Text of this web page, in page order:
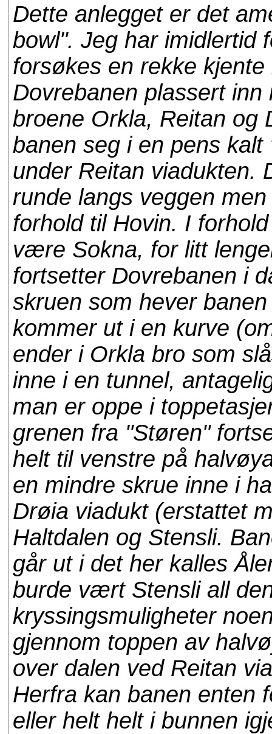
Dette anlegget er det
bowl". Jeg har imidlertid
forsøkes en rekke
Dovrebanen plassert
broene Orkla, Reitan og
banen seg i en pens
under Reitan viadukten.
runde langs veggen
forhold til Hovin. I
være Sokna, for litt
fortsetter Dovrebanen i
skruen som hever
kommer ut i en kurve
ender i Orkla bro som
inne i en tunnel,
man er oppe i
grenen fra "Støren"
helt til venstre på
en mindre skrue inne i
Drøia viadukt (erstattet
Haltdalen og Stensli.
går ut i det her kalles
burde vært Stensli all
kryssingsmuligheter
gjennom toppen av
over dalen ved Reitan
Herfra kan banen enten
eller helt helt i bunnen